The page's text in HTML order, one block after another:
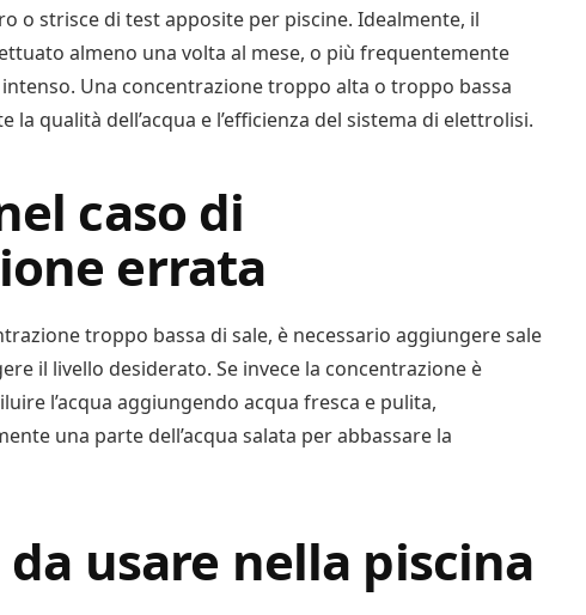
o strisce di test apposite per piscine. Idealmente, il
almeno una volta al mese, o più frequentemente
Una concentrazione troppo alta o troppo bassa
qualità dell’acqua e l’efficienza del sistema di elettrolisi.
caso di
errata
troppo bassa di sale, è necessario aggiungere sale
il livello desiderato. Se invece la concentrazione è
l’acqua aggiungendo acqua fresca e pulita,
una parte dell’acqua salata per abbassare la
usare nella piscina